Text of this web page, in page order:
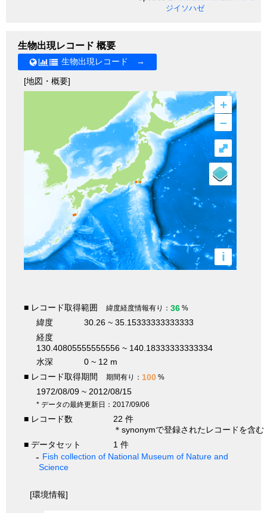
ジイソハゼ
生物出現レコード 概要
生物出現レコード →
[地図・概要]
+
–
i
⤢
■ レコード取得範囲 緯度経度情報有り： 36 %
緯度
30.26 ~ 35.15333333333333
経度
130.40805555555556 ~ 140.18333333333334
水深
0 ~ 12 m
■ レコード取得期間
期間有り： 100 %
1972/08/09 ~ 2012/08/15
* データの最終更新日：2017/09/06
■ レコード数
22 件
＊synonymで登録されたレコードを含む
■ データセット
1 件
Fish collection of National Museum of Nature and
Science
[環境情報]